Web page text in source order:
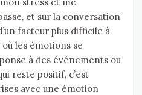
et sur la conversation
facteur plus difficile à
les émotions se
à des événements ou
reste positif, c’est
avec une émotion